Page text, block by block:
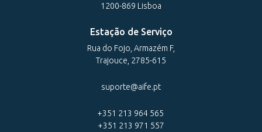
1200-869 Lisboa
Estação de Serviço
Rua do Fojo, Armazém F,
Trajouce, 2785-615
suporte@aife.pt
+351 213 964 565
+351 213 971 557